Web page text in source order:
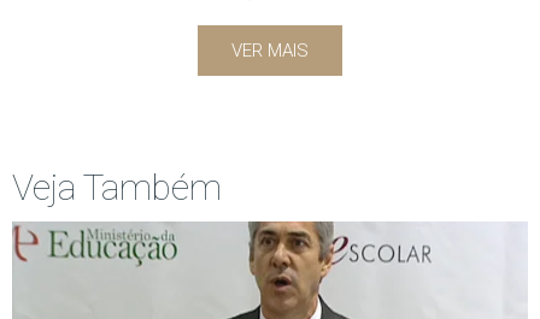
VER MAIS
Veja Também